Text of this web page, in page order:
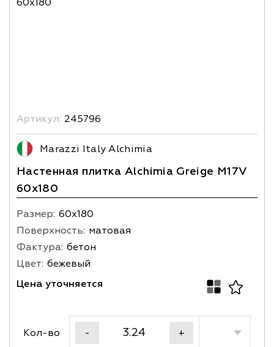
Артикул: 245796
Marazzi Italy Alchimia
Настенная плитка Alchimia Greige M17V
60x180
Размер: 60х180
Поверхность: матовая
Фактура: бетон
Цвет: бежевый
Цена уточняется
Кол-во - +